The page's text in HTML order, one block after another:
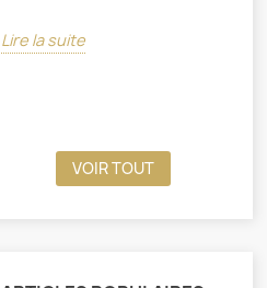
Lire la suite
VOIR TOUT